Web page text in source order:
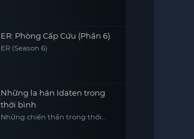
ER: Phòng Cấp Cứu (Phần 6)
ER (Season 6)
Những la hán Idaten trong
thời bình
Những chiến thần trong thời